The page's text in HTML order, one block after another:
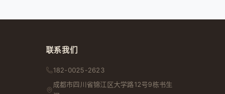
联系我们
182-0025-2623
成都市四川省锦江区大学路12号9栋书生